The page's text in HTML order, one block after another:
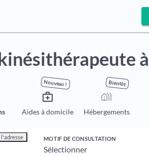
Nouveau !
medical_services
Aides à domicile
Bientôt
holiday_village
Hébergements
l'adresse MOTIF DE CONSULTATION